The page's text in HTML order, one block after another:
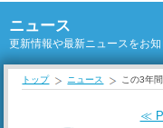
ニュース
更新情報や最新ニュースをお
トップ ニュース この3年
≪